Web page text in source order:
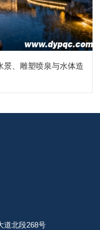
景、雕塑喷泉与水体造
道北段268号